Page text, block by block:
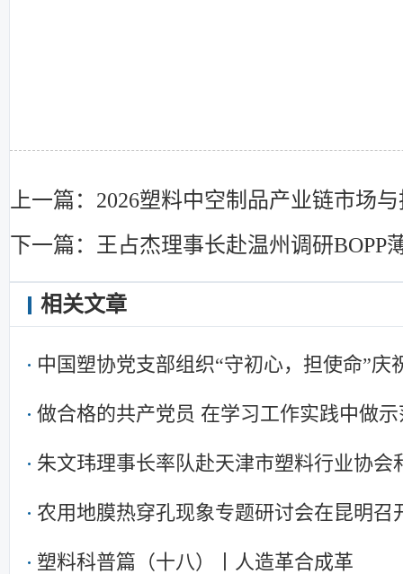
上一篇：2026塑料中空制品产业链市场
下一篇：王占杰理事长赴温州调研BOPP
相关文章
中国塑协党支部组织“守初心，担使命”庆
暨集中学习
做合格的共产党员 在学习工作实践中做
朱文玮理事长率队赴天津市塑料行业协会
农用地膜热穿孔现象专题研讨会在昆明召
塑料科普篇（十八）丨人造革合成革